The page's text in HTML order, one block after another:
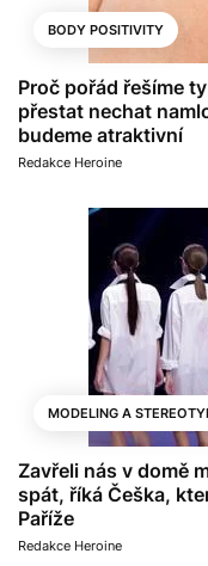
BODY POSITIVITY
Proč pořád řešíme
přestat nechat
budeme atraktivní
Redakce Heroine
MODELING A
Zavřeli nás v domě
spát, říká Češka,
Paříže
Redakce Heroine